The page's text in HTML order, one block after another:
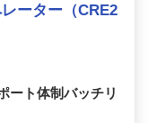
ーター（CRE2
ート体制バッチリ